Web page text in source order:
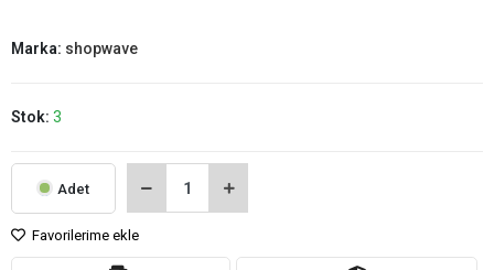
Marka: shopwave
Stok: 3
Adet
Favorilerime ekle